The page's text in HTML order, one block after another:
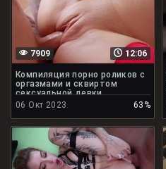
12:06
7909
Компиляция порно роликов с
оргазмами и сквиртом
сексуальной девки
06 Окт 2023
63%